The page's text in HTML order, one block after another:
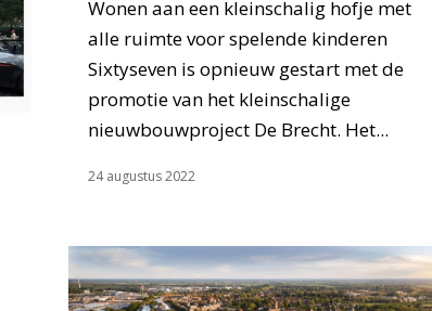
Wonen aan een kleinschalig hofje met
alle ruimte voor spelende kinderen
Sixtyseven is opnieuw gestart met de
promotie van het kleinschalige
nieuwbouwproject De Brecht. Het...
24 augustus 2022